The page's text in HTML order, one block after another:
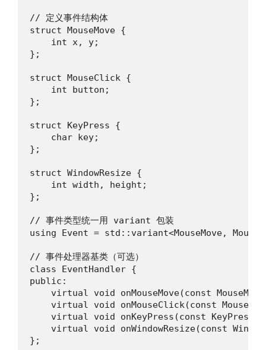
// 定义事件结构体
struct MouseMove {
    int x, y;
};
struct MouseClick {
    int button;
};
struct KeyPress {
    char key;
};
struct WindowResize {
    int width, height;
};
// 事件类型统一用 variant 包装
using Event = std::variant<MouseMove,
// 事件处理器基类（可选）
class EventHandler {
public:
virtual void onMouseMove(const
virtual void onMouseClick(const
virtual void onKeyPress(const
virtual void onWindowResize(const
};